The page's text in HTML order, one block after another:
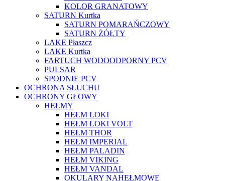
KOLOR GRANATOWY
SATURN Kurtka
SATURN POMARAŃCZOWY
SATURN ŻÓŁTY
LAKE Płaszcz
LAKE Kurtka
FARTUCH WODOODPORNY PCV
PULSAR
SPODNIE PCV
OCHRONA SŁUCHU
OCHRONY GŁOWY
HEŁMY
HEŁM LOKI
HEŁM LOKI VOLT
HEŁM THOR
HEŁM IMPERIAL
HEŁM PALADIN
HEŁM VIKING
HEŁM VANDAL
OKULARY NAHEŁMOWE